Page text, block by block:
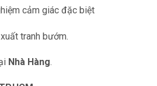
cảm giác đặc biệt
tranh bướm.
Nhà Hàng.